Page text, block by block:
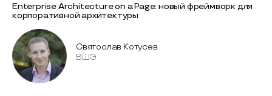
Enterprise Architecture on a Page: новый фреймворк для
корпоративной архитектуры
Святослав Котусев
ВШЭ